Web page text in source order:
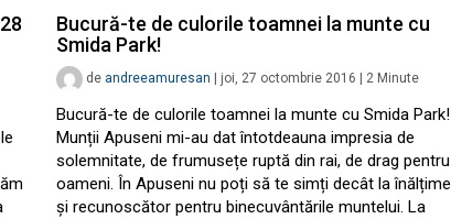
Bucură-te de culorile toamnei la munte cu
Smida Park!
de andreeamuresan joi, 27 octombrie 2016 2 Minute
Bucură-te de culorile toamnei la munte cu Smida Park!
Munții Apuseni mi-au dat întotdeauna impresia de
solemnitate, de frumusețe ruptă din rai, de drag pentru
oameni. În Apuseni nu poți să te simți decât la înălțime
și recunoscător pentru binecuvântările muntelui. La